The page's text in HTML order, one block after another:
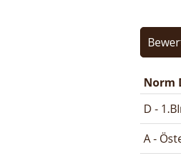
Norm
D -
A -